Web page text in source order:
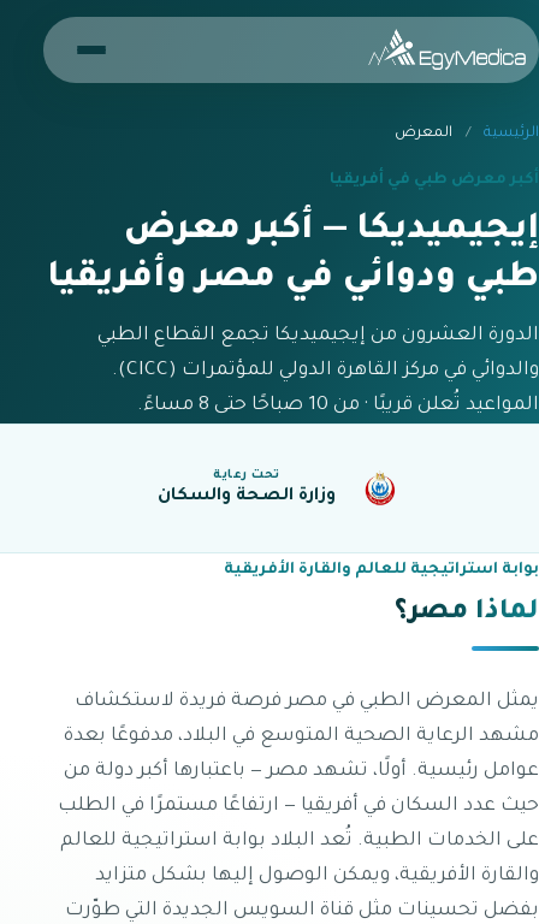
الرئيسية / المعرض
أكبر معرض طبي في أفريقيا
إيجيميديكا — أكبر معرض
طبي ودوائي في مصر وأفريقيا
الدورة العشرون من إيجيميديكا تجمع القطاع الطبي
والدوائي في مركز القاهرة الدولي للمؤتمرات (CICC).
المواعيد تُعلن قريبًا · من 10 صباحًا حتى 8 مساءً.
تحت رعاية
وزارة الصحة والسكان
بوابة استراتيجية للعالم والقارة الأفريقية
لماذا مصر؟
يمثل المعرض الطبي في مصر فرصة فريدة لاستكشاف
مشهد الرعاية الصحية المتوسع في البلاد، مدفوعًا بعدة
عوامل رئيسية. أولًا، تشهد مصر — باعتبارها أكبر دولة من
حيث عدد السكان في أفريقيا — ارتفاعًا مستمرًا في الطلب
على الخدمات الطبية. تُعد البلاد بوابة استراتيجية للعالم
والقارة الأفريقية، ويمكن الوصول إليها بشكل متزايد
بفضل تحسينات مثل قناة السويس الجديدة التي طوّرت